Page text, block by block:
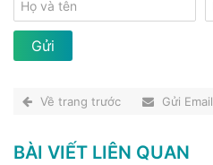
Về trang trước Gửi Email
BÀI VIẾT LIÊN QUAN